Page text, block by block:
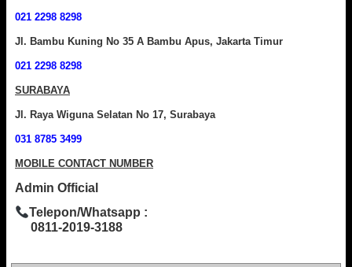
021 2298 8298
Jl. Bambu Kuning No 35 A Bambu Apus, Jakarta Timur
021 2298 8298
SURABAYA
Jl. Raya Wiguna Selatan No 17, Surabaya
031 8785 3499
MOBILE CONTACT NUMBER
Admin Official
Telepon/Whatsapp :
0811-2019-3188